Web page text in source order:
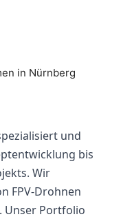
in Nürnberg
und
bis
Wir
FPV-Drohnen
Unser Portfolio